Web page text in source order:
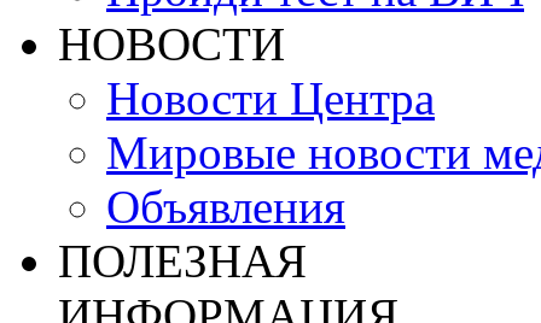
НОВОСТИ
Новости Центра
Мировые новости
Объявления
ПОЛЕЗНАЯ